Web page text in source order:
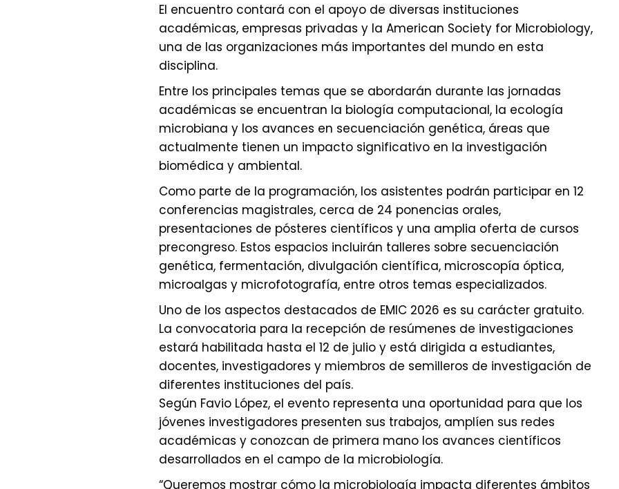
El encuentro contará con el apoyo de diversas instituciones
académicas, empresas privadas y la American Society for Microbiology,
una de las organizaciones más importantes del mundo en esta
disciplina.
Entre los principales temas que se abordarán durante las jornadas
académicas se encuentran la biología computacional, la ecología
microbiana y los avances en secuenciación genética, áreas que
actualmente tienen un impacto significativo en la investigación
biomédica y ambiental.
Como parte de la programación, los asistentes podrán participar en 12
conferencias magistrales, cerca de 24 ponencias orales,
presentaciones de pósteres científicos y una amplia oferta de cursos
precongreso. Estos espacios incluirán talleres sobre secuenciación
genética, fermentación, divulgación científica, microscopía óptica,
microalgas y microfotografía, entre otros temas especializados.
Uno de los aspectos destacados de EMIC 2026 es su carácter gratuito.
La convocatoria para la recepción de resúmenes de investigaciones
estará habilitada hasta el 12 de julio y está dirigida a estudiantes,
docentes, investigadores y miembros de semilleros de investigación de
diferentes instituciones del país.
Según Favio López, el evento representa una oportunidad para que los
jóvenes investigadores presenten sus trabajos, amplíen sus redes
académicas y conozcan de primera mano los avances científicos
desarrollados en el campo de la microbiología.
“Queremos mostrar cómo la microbiología impacta diferentes ámbitos